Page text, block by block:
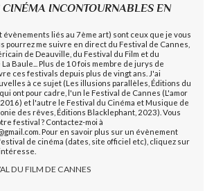
CINÉMA INCONTOURNABLES EN
évènements liés au 7ème art) sont ceux que je vous
pourrez me suivre en direct du Festival de Cannes,
de Deauville, du Festival du Film et du
Baule... Plus de 10 fois membre de jurys de
ces festivals depuis plus de vingt ans. J'ai
à ce sujet (Les illusions parallèles, Éditions du
ont pour cadre, l'un le Festival de Cannes (L'amor
et l'autre le Festival du Cinéma et Musique de
des rêves, Éditions Blacklephant, 2023). Vous
festival ? Contactez-moi à
Pour en savoir plus sur un évènement
de cinéma (dates, site officiel etc), cliquez sur
DU FILM DE CANNES